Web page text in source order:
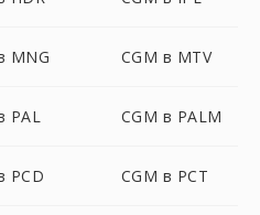
MNG CGM в MTV
PAL CGM в PALM
PCD CGM в PCT